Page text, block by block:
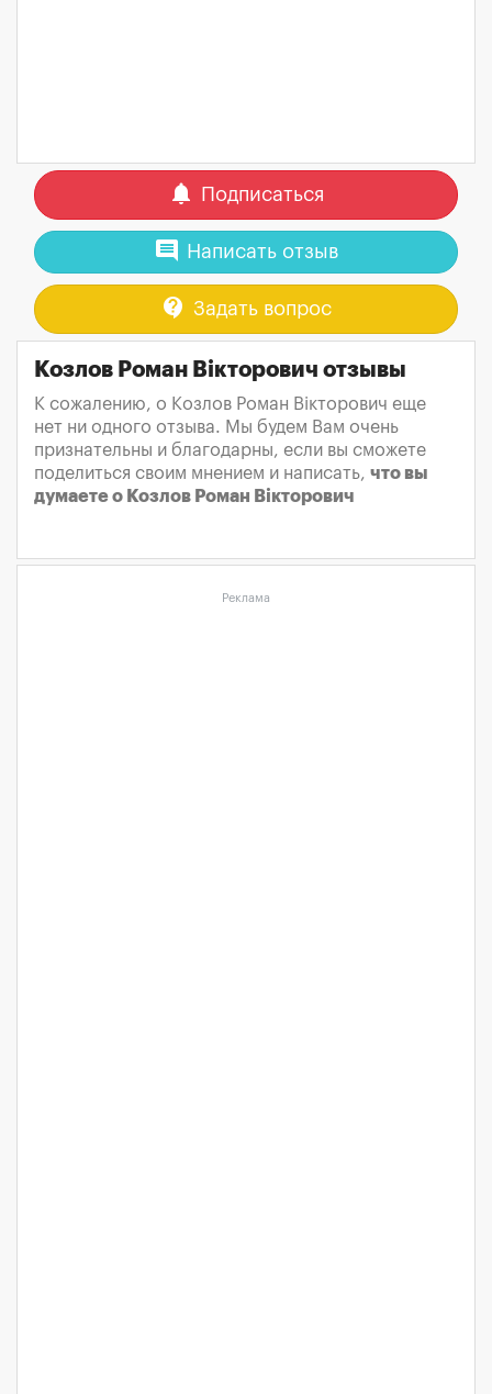
notifications Подписаться
comment Написать отзыв
contact_support Задать вопрос
Козлов Роман Вікторович отзывы
К сожалению, о Козлов Роман Вікторович еще
нет ни одного отзыва. Мы будем Вам очень
признательны и благодарны, если вы сможете
поделиться своим мнением и написать, что вы
думаете о Козлов Роман Вікторович
Реклама